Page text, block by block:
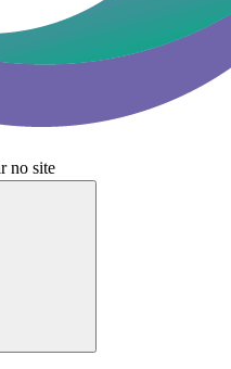
no site